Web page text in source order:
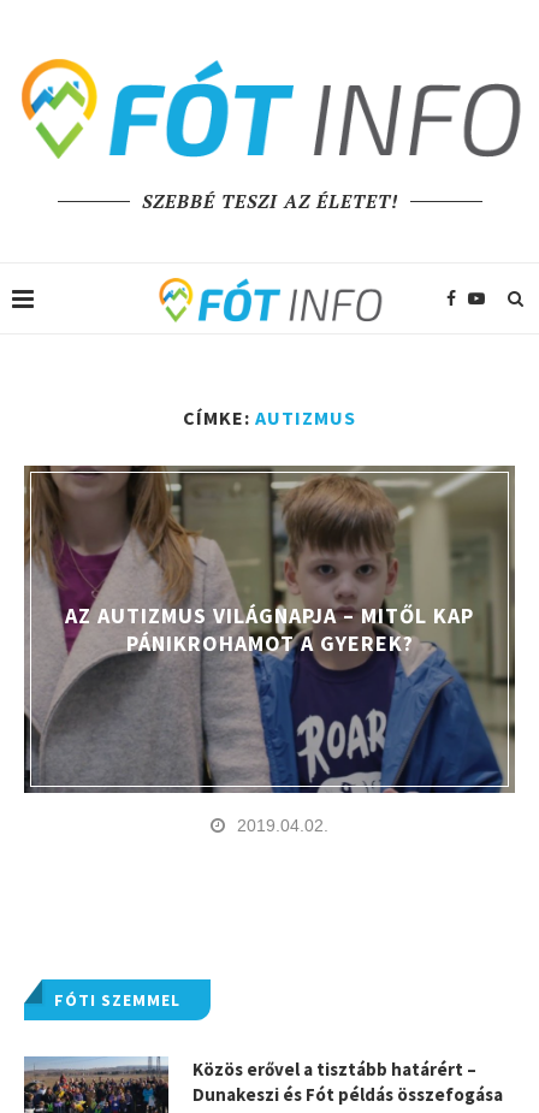
SZEBBÉ TESZI AZ ÉLETET!
CÍMKE: AUTIZMUS
AZ AUTIZMUS VILÁGNAPJA – MITŐL KAP
PÁNIKROHAMOT A GYEREK?
2019.04.02.
FÓTI SZEMMEL
Közös erővel a tisztább határért –
Dunakeszi és Fót példás összefogása